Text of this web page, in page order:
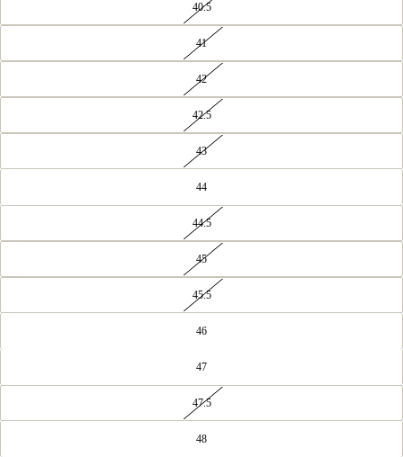
40.5
41
42
42.5
43
44
44.5
45
45.5
46
47
47.5
48